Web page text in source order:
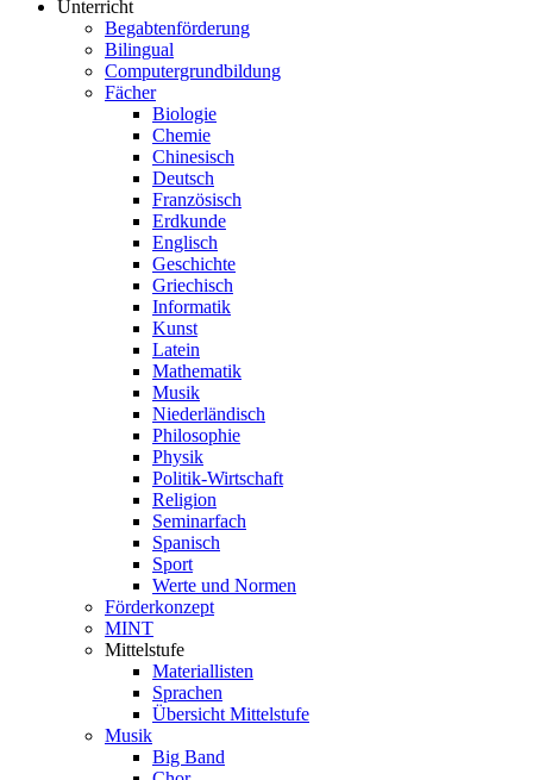
Unterricht
Begabtenförderung
Bilingual
Computergrundbildung
Fächer
Biologie
Chemie
Chinesisch
Deutsch
Französisch
Erdkunde
Englisch
Geschichte
Griechisch
Informatik
Kunst
Latein
Mathematik
Musik
Niederländisch
Philosophie
Physik
Politik-Wirtschaft
Religion
Seminarfach
Spanisch
Sport
Werte und Normen
Förderkonzept
MINT
Mittelstufe
Materiallisten
Sprachen
Übersicht Mittelstufe
Musik
Big Band